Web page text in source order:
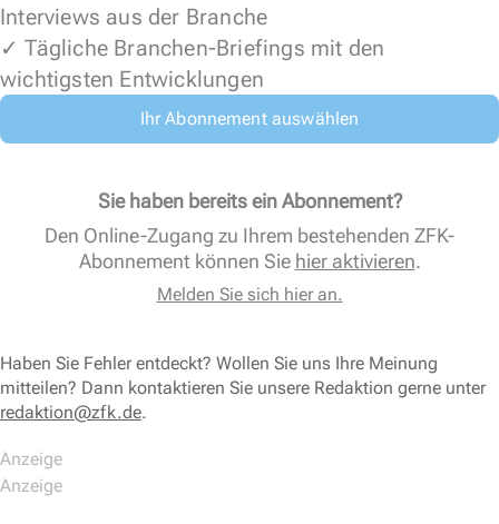
Interviews aus der Branche
✓ Tägliche Branchen-Briefings mit den
wichtigsten Entwicklungen
Ihr Abonnement auswählen
Sie haben bereits ein Abonnement?
Den Online-Zugang zu Ihrem bestehenden ZFK-
Abonnement können Sie hier aktivieren.
Melden Sie sich hier an.
Haben Sie Fehler entdeckt? Wollen Sie uns Ihre Meinung
mitteilen? Dann kontaktieren Sie unsere Redaktion gerne unter
redaktion@zfk.de.